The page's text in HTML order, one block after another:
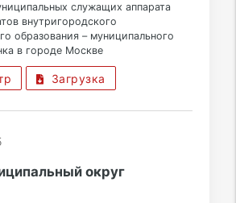
служащих аппарата
внутригородского
образования – муниципального
в городе Москве
Загрузка
округ